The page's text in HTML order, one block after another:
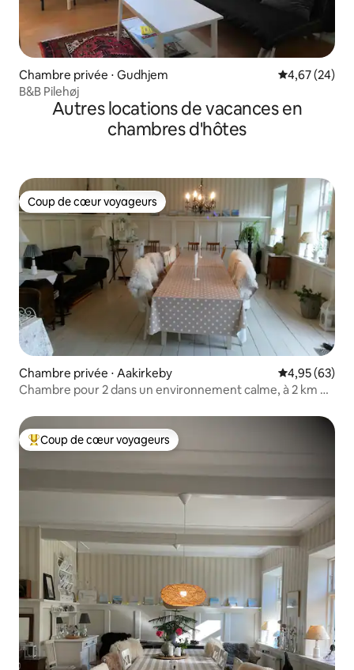
Chambre privée ⋅ Gudhjem Évaluation
4,67 (24)
B&B Pilehøj
Autres locations de vacances en
chambres d'hôtes
Coup de cœur voyageurs
Coup de cœur voyageurs
Chambre privée ⋅ Aakirkeby Évaluation
4,95 (63)
Chambre pour 2 dans un environnement calme, à 2 km de
Coups de cœur voyageurs les plus appréciés
Coup de cœur voyageurs